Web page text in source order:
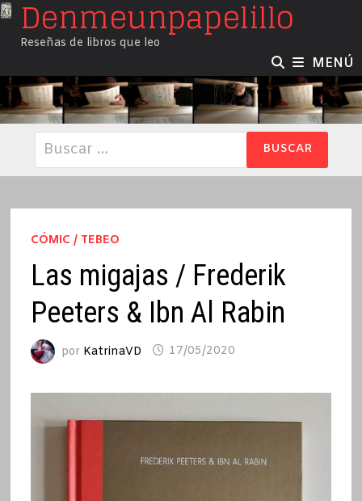
SaltarDenmeunpapelillo
Reseñas de libros que leo
MENÚ
Buscar:
CÓMIC / TEBEO
Las migajas / Frederik
Peeters & Ibn Al Rabin
por KatrinaVD 17/05/2020